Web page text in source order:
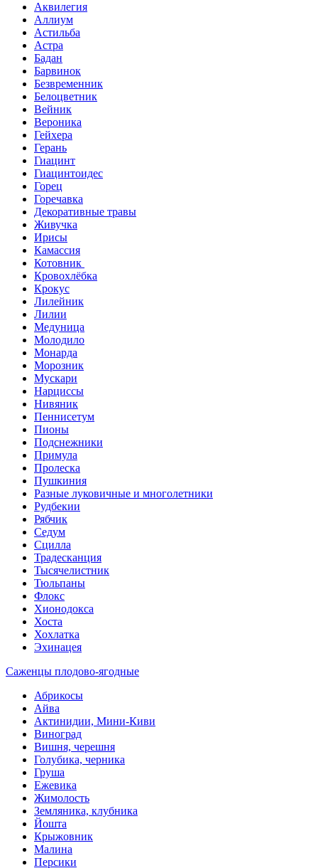
Аквилегия
Аллиум
Астильба
Астра
Бадан
Барвинок
Безвременник
Белоцветник
Вейник
Вероника
Гейхера
Герань
Гиацинт
Гиацинтоидес
Горец
Горечавка
Декоративные травы
Живучка
Ирисы
Камассия
Котовник
Кровохлёбка
Крокус
Лилейник
Лилии
Медуница
Молодило
Монарда
Морозник
Мускари
Нарциссы
Нивяник
Пеннисетум
Пионы
Подснежники
Примула
Пролеска
Пушкиния
Разные луковичные и многолетники
Рудбекии
Рябчик
Седум
Сцилла
Традесканция
Тысячелистник
Тюльпаны
Флокс
Хионодокса
Хоста
Хохлатка
Эхинацея
Саженцы плодово-ягодные
Абрикосы
Айва
Актинидии, Мини-Киви
Виноград
Вишня, черешня
Голубика, черника
Груша
Ежевика
Жимолость
Земляника, клубника
Йошта
Крыжовник
Малина
Персики